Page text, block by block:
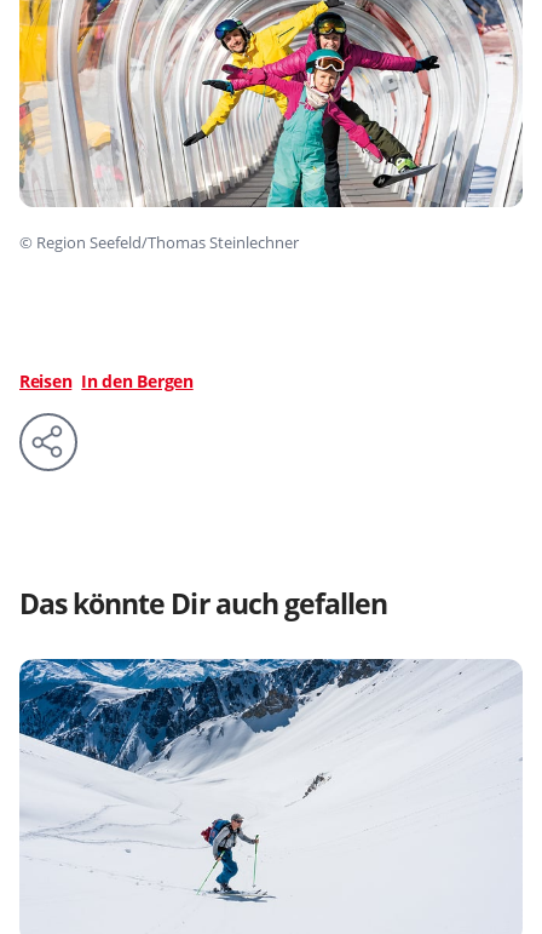
© Region Seefeld/Thomas Steinlechner
Reisen In den Bergen
Das könnte Dir auch gefallen